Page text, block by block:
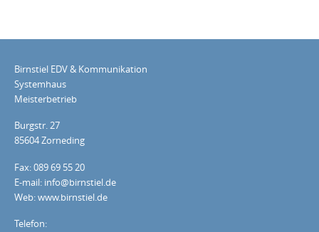
Birnstiel EDV & Kommunikation
Systemhaus
Meisterbetrieb
Burgstr. 27
85604 Zorneding
Fax: 089 69 55 20
E-mail: info@birnstiel.de
Web: www.birnstiel.de
Telefon: